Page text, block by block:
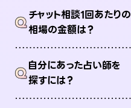
Qチャット相談1回あたりの
相場の金額は？
Q自分にあった占い師を
探すには？